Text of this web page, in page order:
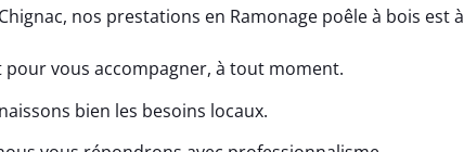
nos prestations en Ramonage poêle à bois est à
vous accompagner, à tout moment.
bien les besoins locaux.